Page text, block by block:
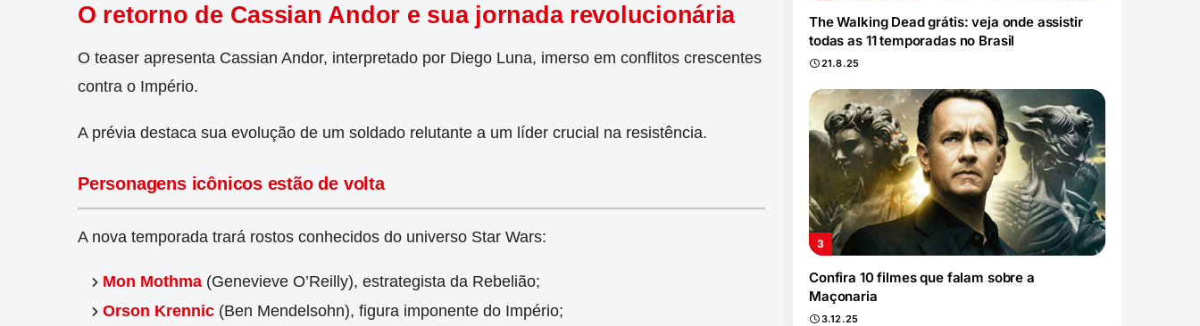
O retorno de Cassian Andor e sua jornada revolucionária
O teaser apresenta Cassian Andor, interpretado por Diego Luna, imerso em conflitos crescentes
contra o Império.
A prévia destaca sua evolução de um soldado relutante a um líder crucial na resistência.
Personagens icônicos estão de volta
A nova temporada trará rostos conhecidos do universo Star Wars:
Mon Mothma (Genevieve O’Reilly), estrategista da Rebelião;
Orson Krennic (Ben Mendelsohn), figura imponente do Império;
The Walking Dead grátis: veja onde assistir
todas as 11 temporadas no Brasil
21.8.25
Confira 10 filmes que falam sobre a
Maçonaria
3.12.25